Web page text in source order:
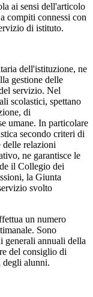
ai sensi dell'articolo
compiti connessi con
di istituto.
dell'istituzione, ne
gestione delle
servizio. Nel
scolastici, spettano
di
umane. In particolare
secondo criteri di
relazioni
ne garantisce le
il Collegio dei
la Giunta
svolto
un numero
Sono
generali annuali della
del consiglio di
degli alunni.